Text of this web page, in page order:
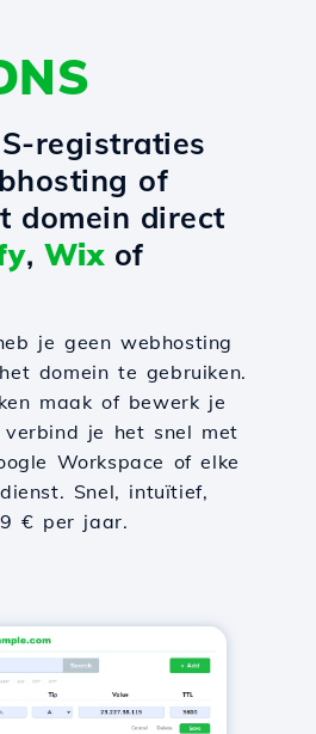
registraties
of
domein direct
, Wixof
je geen webhosting
domein te gebruiken.
maak of bewerk je
verbind je het snel met
Workspace of elke
Snel, intuïtief,
€ per jaar.